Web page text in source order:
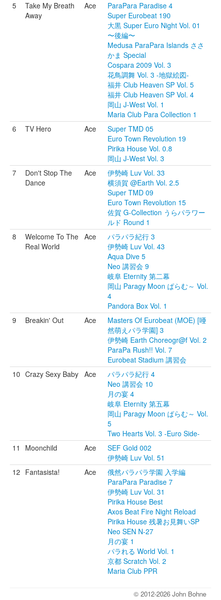
5
Take My Breath
Away
Ace
ParaPara Paradise 4
Super Eurobeat 190
大黒 Super Euro Night Vol. 01
〜後編〜
Medusa ParaPara Islands ささ
かま Special
Cospara 2009 Vol. 3
花鳥調舞 Vol. 3 -地獄絵図-
福井 Club Heaven SP Vol. 5
福井 Club Heaven SP Vol. 4
岡山 J-West Vol. 1
Maria Club Para Collection 1
6
TV Hero Ace
Super TMD 05
Euro Town Revolution 19
Pirika House Vol. 0.8
岡山 J-West Vol. 3
7
Don't Stop The
Dance
Ace
伊勢崎 Luv Vol. 33
横須賀 @Earth Vol. 2.5
Super TMD 09
Euro Town Revolution 15
佐賀 G-Collection うらパラワー
ルド Round 1
8
Welcome To The
Real World
Ace
パラパラ紀行 3
伊勢崎 Luv Vol. 43
Aqua Dive 5
Neo 講習会 9
岐阜 Eternity 第二幕
岡山 Paragy Moon ぱらむ～ Vol.
4
Pandora Box Vol. 1
9
Breakin' Out Ace
Masters Of Eurobeat (MOE) [唖
然萌えパラ学園] 3
伊勢崎 Earth Choreogr@f Vol. 2
ParaPa Rush!! Vol. 7
Eurobeat Stadium 講習会
10 Crazy Sexy Baby Ace
パラパラ紀行 4
Neo 講習会 10
月の宴 4
岐阜 Eternity 第五幕
岡山 Paragy Moon ぱらむ～ Vol.
5
Two Hearts Vol. 3 -Euro Side-
11
Moonchild Ace
SEF Gold 002
伊勢崎 Luv Vol. 51
12 Fantasista! Ace
俄然パラパラ学園 入学編
ParaPara Paradise 7
伊勢崎 Luv Vol. 31
Pirika House Best
Axos Beat Fire Night Reload
Pirika House 残暑お見舞いSP
Neo SEN N-27
月の宴 1
パラれる World Vol. 1
京都 Scratch Vol. 2
Maria Club PPR
© 2012-2026 John Bohne